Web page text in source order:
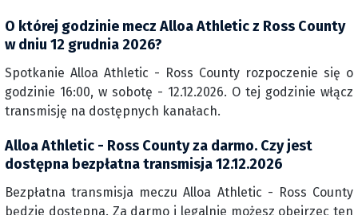
O której godzinie mecz Alloa Athletic z Ross County
w dniu 12 grudnia 2026?
Spotkanie Alloa Athletic - Ross County rozpoczenie się o
godzinie 16:00, w sobotę - 12.12.2026. O tej godzinie włącz
transmisję na dostępnych kanałach.
Alloa Athletic - Ross County za darmo. Czy jest
dostępna bezpłatna transmisja 12.12.2026
Bezpłatna transmisja meczu Alloa Athletic - Ross County
będzie dostępna. Za darmo i legalnie możesz obejrzec ten